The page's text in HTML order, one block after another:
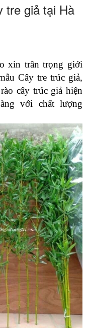
tre giả tại Hà
xin trân trọng giới
Cây tre trúc giả,
cây trúc giả hiện
với chất lượng